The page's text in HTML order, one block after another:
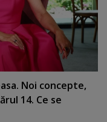
Noi concepte,
14. Ce se